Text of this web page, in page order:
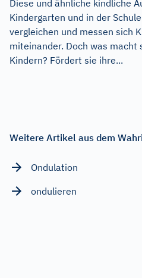
Diese und ähnliche kindliche
Kindergarten und in der
vergleichen und messen sich
miteinander. Doch was macht
Kindern? Fördert sie ihre...
Weitere Artikel aus dem
Ondulation
ondulieren